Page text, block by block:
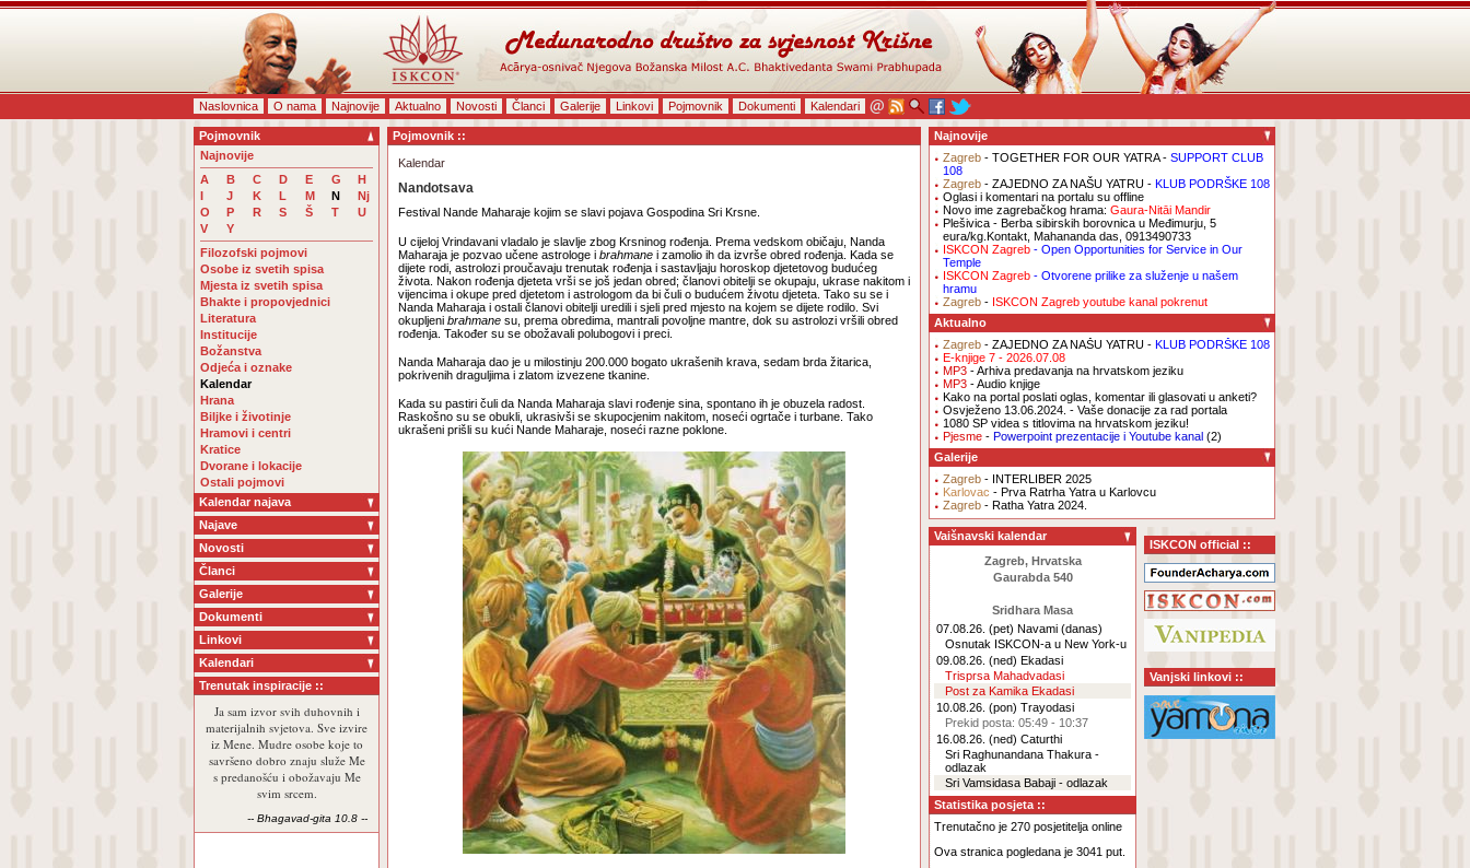
Naslovnica O nama Najnovije Aktualno Novosti Članci Galerije Linkovi Pojmovnik Dokumenti Kalendari
Pojmovnik
Najnovije
A
B C D E G
H
I
J K L M N
Nj
O
P R S Š T
U
V
Y
Filozofski pojmovi
Osobe iz svetih spisa
Mjesta iz svetih spisa
Bhakte i propovjednici
Literatura
Institucije
Božanstva
Odjeća i oznake
Kalendar
Hrana
Biljke i životinje
Hramovi i centri
Kratice
Dvorane i lokacije
Ostali pojmovi
Kalendar najava
Najave
Novosti
Članci
Galerije
Dokumenti
Linkovi
Kalendari
Trenutak inspiracije ::
Ja sam izvor svih duhovnih i
materijalnih svjetova. Sve izvire
iz Mene. Mudre osobe koje to
savršeno dobro znaju služe Me
s predanošću i obožavaju Me
svim srcem.
-- Bhagavad-gita 10.8 --
Pojmovnik ::
Kalendar
Nandotsava
Festival Nande Maharaje kojim se slavi pojava Gospodina Sri Krsne.
U cijeloj Vrindavani vladalo je slavlje zbog Krsninog rođenja. Prema vedskom običaju, Nanda
Maharaja je pozvao učene astrologe i brahmane i zamolio ih da izvrše obred rođenja. Kada se
dijete rodi, astrolozi proučavaju trenutak rođenja i sastavljaju horoskop djetetovog budućeg
života. Nakon rođenja djeteta vrši se još jedan obred; članovi obitelji se okupaju, ukrase nakitom i
vijencima i okupe pred djetetom i astrologom da bi čuli o budućem životu djeteta. Tako su se i
Nanda Maharaja i ostali članovi obitelji uredili i sjeli pred mjesto na kojem se dijete rodilo. Svi
okupljeni brahmane su, prema obredima, mantrali povoljne mantre, dok su astrolozi vršili obred
rođenja. Također su se obožavali polubogovi i preci.
Nanda Maharaja dao je u milostinju 200.000 bogato ukrašenih krava, sedam brda žitarica,
pokrivenih draguljima i zlatom izvezene tkanine.
Kada su pastiri čuli da Nanda Maharaja slavi rođenje sina, spontano ih je obuzela radost.
Raskošno su se obukli, ukrasivši se skupocjenim nakitom, noseći ogrtače i turbane. Tako
ukrašeni prišli su kući Nande Maharaje, noseći razne poklone.
Najnovije
Zagreb - TOGETHER FOR OUR YATRA - SUPPORT CLUB
108
Zagreb - ZAJEDNO ZA NAŠU YATRU - KLUB PODRŠKE 108
Oglasi i komentari na portalu su offline
Novo ime zagrebačkog hrama: Gaura-Nitāi Mandir
Plešivica - Berba sibirskih borovnica u Međimurju, 5
eura/kg.Kontakt, Mahananda das, 0913490733
ISKCON Zagreb - Open Opportunities for Service in Our
Temple
ISKCON Zagreb - Otvorene prilike za služenje u našem
hramu
Zagreb - ISKCON Zagreb youtube kanal pokrenut
Aktualno
Zagreb - ZAJEDNO ZA NAŠU YATRU - KLUB PODRŠKE 108
E-knjige 7 - 2026.07.08
MP3 - Arhiva predavanja na hrvatskom jeziku
MP3 - Audio knjige
Kako na portal poslati oglas, komentar ili glasovati u anketi?
Osvježeno 13.06.2024. - Vaše donacije za rad portala
1080 SP videa s titlovima na hrvatskom jeziku!
Pjesme - Powerpoint prezentacije i Youtube kanal (2)
Galerije
Zagreb - INTERLIBER 2025
Karlovac - Prva Ratrha Yatra u Karlovcu
Zagreb - Ratha Yatra 2024.
Vaišnavski kalendar
Zagreb, Hrvatska
Gaurabda 540
Sridhara Masa
07.08.26. (pet) Navami (danas)
Osnutak ISKCON-a u New York-u
09.08.26. (ned) Ekadasi
Trisprsa Mahadvadasi
Post za Kamika Ekadasi
10.08.26. (pon) Trayodasi
Prekid posta: 05:49 - 10:37
16.08.26. (ned) Caturthi
Sri Raghunandana Thakura -
odlazak
Sri Vamsidasa Babaji - odlazak
Statistika posjeta ::
Trenutačno je 270 posjetitelja online
Ova stranica pogledana je 3041 put.
ISKCON official ::
Vanjski linkovi ::